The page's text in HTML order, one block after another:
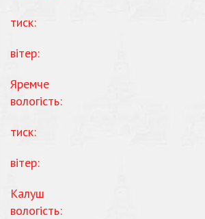
тиск:
вітер:
Яремче
вологість:
тиск:
вітер:
Калуш
вологість: